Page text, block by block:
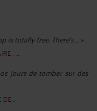
totally free. There’s ... »
: ...
jours de tomber sur des
...